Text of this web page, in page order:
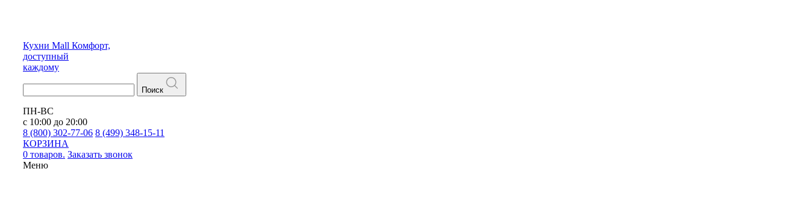
Кухни Mall Комфорт,
доступный
каждому
Поиск
ПН-ВС
с 10:00 до 20:00
8 (800) 302-77-06 8 (499) 348-15-11
КОРЗИНА
0 товаров. Заказать звонок
Меню